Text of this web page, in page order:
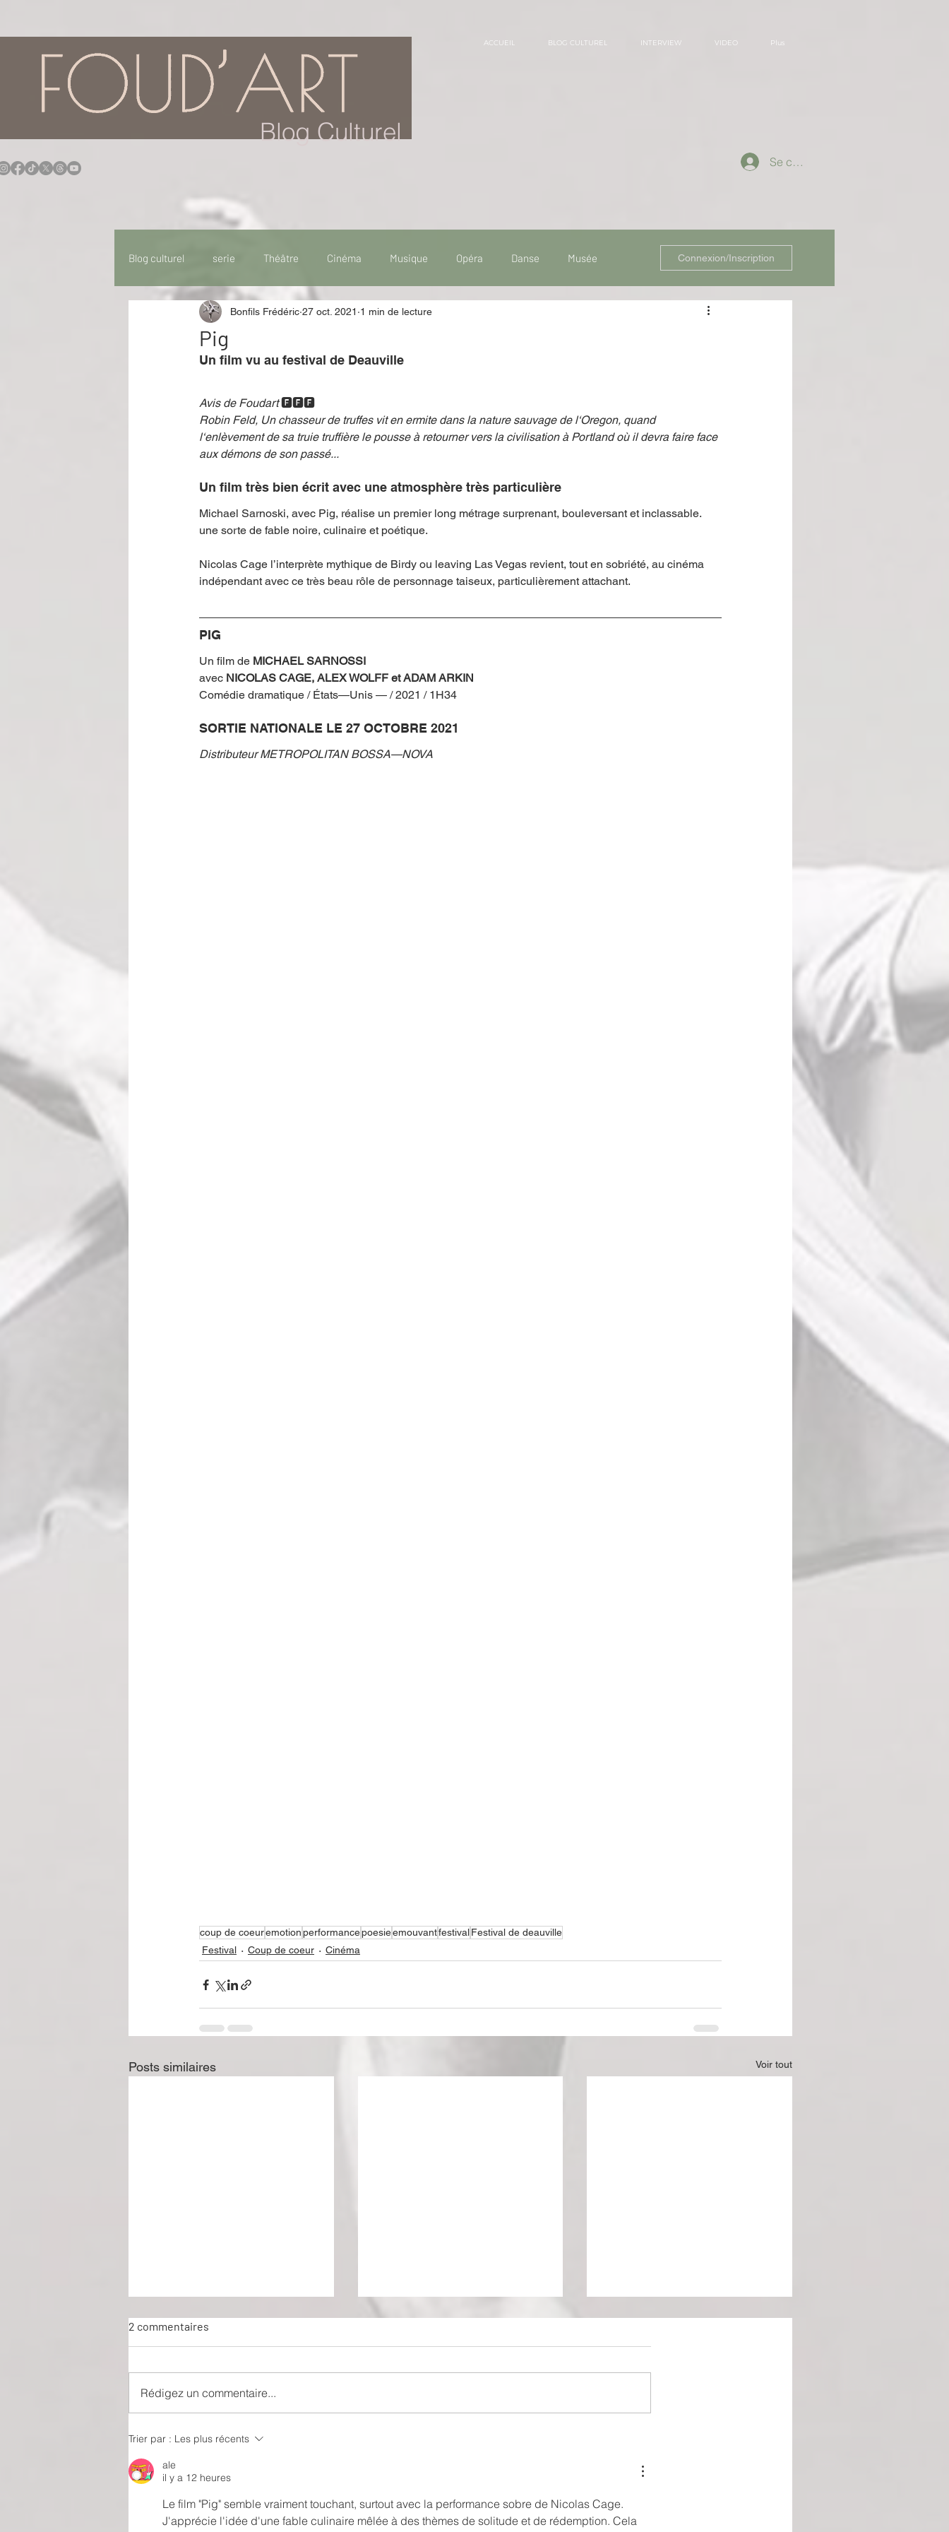
Blog Culturel
ACCUEIL BLOG CULTUREL INTERVIEW VIDEO Plus
Se connecter
Blog culturel serie Théâtre Cinéma Musique Opéra Danse Musée
Idées Sorties Idée de voyage Fooding - Restaurant
Événement Validé par Romane. Spécial Famille Littérature Cirque Interview
Offre spéciale Annuaire Théâtre - Musée Hommage
Connexion/Inscription
Pig
Bonfils Frédéric 27 oct. 2021 1 min de lecture
Un film vu au festival de Deauville
Avis de Foudart 🅵🅵🅵
Robin Feld, Un chasseur de truffes vit en ermite dans la nature sauvage de l‘Oregon, quand
l‘enlèvement de sa truie truffière le pousse à retourner vers la civilisation à Portland où il devra faire face
aux démons de son passé...
Un film très bien écrit avec une atmosphère très particulière
Michael Sarnoski, avec Pig, réalise un premier long métrage surprenant, bouleversant et inclassable.
une sorte de fable noire, culinaire et poétique.
Nicolas Cage l’interprète mythique de Birdy ou leaving Las Vegas revient, tout en sobriété, au cinéma
indépendant avec ce très beau rôle de personnage taiseux, particulièrement attachant.
PIG
Un film de MICHAEL SARNOSSI
avec NICOLAS CAGE, ALEX WOLFF et ADAM ARKIN
Comédie dramatique / États—Unis — / 2021 / 1H34
SORTIE NATIONALE LE 27 OCTOBRE 2021
Distributeur METROPOLITAN BOSSA—NOVA
coup de coeuremotionperformancepoesieemouvantfestivalFestival de deauville
Festival
Coup de coeur Cinéma
Posts similaires Voir tout
Boîte Noire
2 commentaires
Rédigez un commentaire...
Trier par : Les plus récents
ale
il y a 12 heures
Le film "Pig" semble vraiment touchant, surtout avec la performance sobre de Nicolas Cage.
J'apprécie l'idée d'une fable culinaire mêlée à des thèmes de solitude et de rédemption. Cela